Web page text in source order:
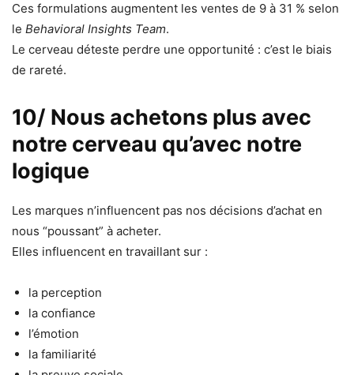
Ces formulations augmentent les ventes de 9 à 31 % selon
le Behavioral Insights Team.
Le cerveau déteste perdre une opportunité : c’est le biais
de rareté.
10/ Nous achetons plus avec
notre cerveau qu’avec notre
logique
Les marques n’influencent pas nos décisions d’achat en
nous “poussant” à acheter.
Elles influencent en travaillant sur :
la perception
la confiance
l’émotion
la familiarité